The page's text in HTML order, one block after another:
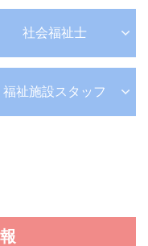
社会福祉士
福祉施設スタッフ